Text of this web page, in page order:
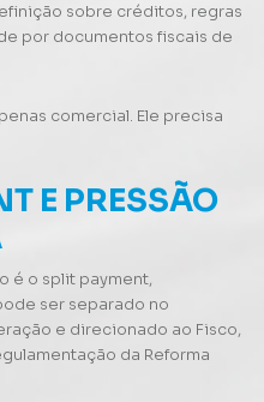
sobre créditos, regras
por documentos fiscais de
comercial. Ele precisa
E PRESSÃO
é o split payment,
ser separado no
e direcionado ao Fisco,
da Reforma